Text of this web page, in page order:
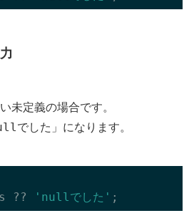
未定義の場合です。
でした」 になります。
?? 'nullでした'